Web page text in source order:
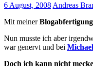
6 August, 2008 Andreas
Mit meinerBlogabfertigung
Nun musste ich aber
war genervt und bei Michael
Doch ich kann nicht